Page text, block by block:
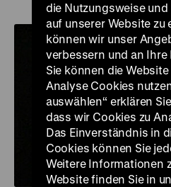
die Nutzungsweise
auf unserer Website zu
können wir unser
verbessern und an
Sie können die
Analyse Cookies
auswählen“ erklären
dass wir Cookies zu
Das Einverständnis in
Cookies können Sie
Weitere Informationen
Website finden Sie in